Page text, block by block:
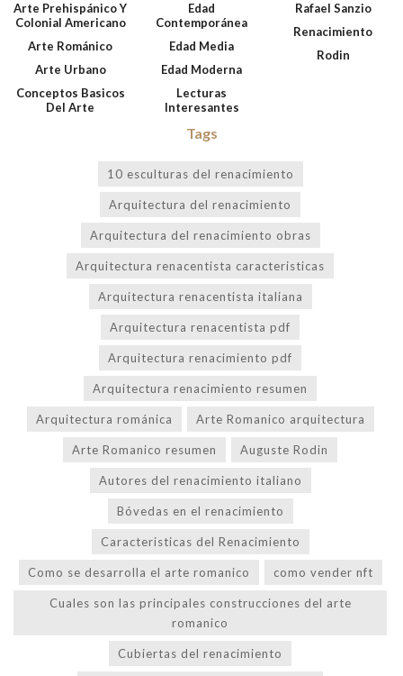
Arte Prehispánico Y
Colonial Americano
Arte Románico
Arte Urbano
Conceptos Basicos
Del Arte
Edad
Contemporánea
Edad Media
Edad Moderna
Lecturas
Interesantes
Rafael Sanzio
Renacimiento
Rodin
Tags
10 esculturas del renacimiento
Arquitectura del renacimiento
Arquitectura del renacimiento obras
Arquitectura renacentista caracteristicas
Arquitectura renacentista italiana
Arquitectura renacentista pdf
Arquitectura renacimiento pdf
Arquitectura renacimiento resumen
Arquitectura románica Arte Romanico arquitectura
Arte Romanico resumen Auguste Rodin
Autores del renacimiento italiano
Bóvedas en el renacimiento
Caracteristicas del Renacimiento
Como se desarrolla el arte romanico como vender nft
Cuales son las principales construcciones del arte
romanico
Cubiertas del renacimiento